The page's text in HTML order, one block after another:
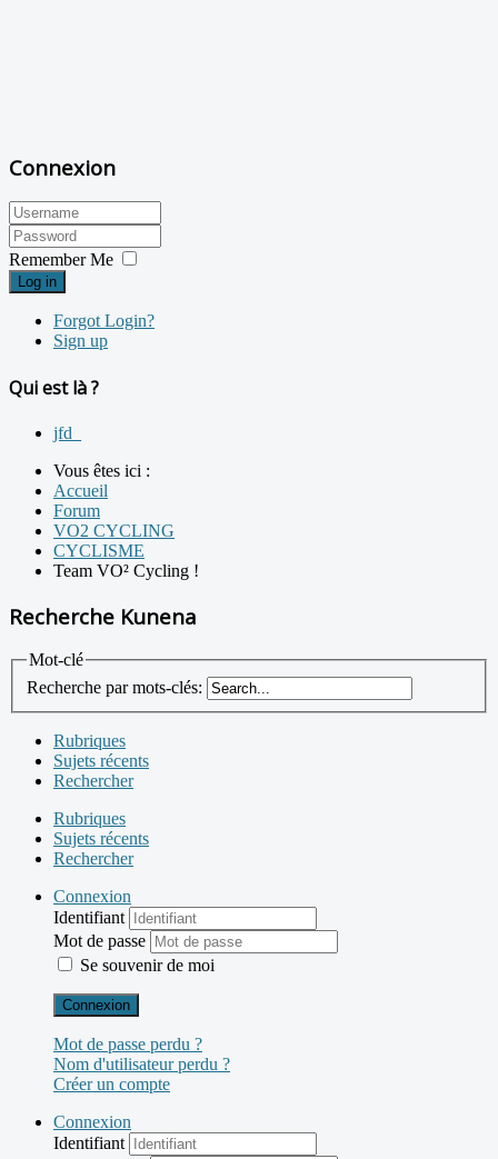
Connexion
Remember Me
Log in
Forgot Login?
Sign up
Qui est là ?
jfd_
Vous êtes ici :
Accueil
Forum
VO2 CYCLING
CYCLISME
Team VO² Cycling !
Recherche Kunena
Mot-clé
Recherche par mots-clés:
Rubriques
Sujets récents
Rechercher
Rubriques
Sujets récents
Rechercher
Connexion
Identifiant
Mot de passe
Se souvenir de moi
Connexion
Mot de passe perdu ?
Nom d'utilisateur perdu ?
Créer un compte
Connexion
Identifiant